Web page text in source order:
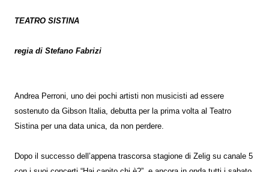
TEATRO SISTINA
regia di Stefano Fabrizi
Andrea Perroni, uno dei pochi artisti non musicisti ad essere
sostenuto da Gibson Italia, debutta per la prima volta al Teatro
Sistina per una data unica, da non perdere.
Dopo il successo dell’appena trascorsa stagione di Zelig su canale 5